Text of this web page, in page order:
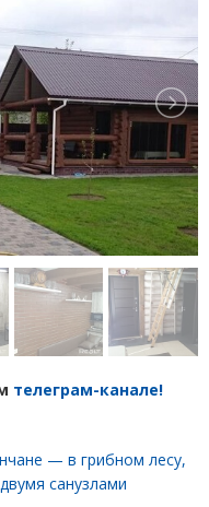
телеграм-канале!
— в грибном лесу,
санузлами